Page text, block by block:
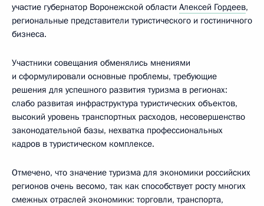
участие губернатор Воронежской области Алексей Гордеев,
региональные представители туристического и гостиничного
бизнеса.
Участники совещания обменялись мнениями
и сформулировали основные проблемы, требующие
решения для успешного развития туризма в регионах:
слабо развитая инфраструктура туристических объектов,
высокий уровень транспортных расходов, несовершенство
законодательной базы, нехватка профессиональных
кадров в туристическом комплексе.
Отмечено, что значение туризма для экономики российских
регионов очень весомо, так как способствует росту многих
смежных отраслей экономики: торговли, транспорта,